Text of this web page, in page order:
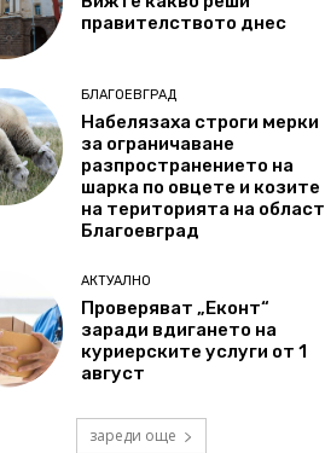
правителството днес
БЛАГОЕВГРАД
Набелязаха строги мерки
за ограничаване
разпространението на
шарка по овцете и козите
на територията на област
Благоевград
АКТУАЛНО
Проверяват „Еконт“
заради вдигането на
куриерските услуги от 1
август
зареди още